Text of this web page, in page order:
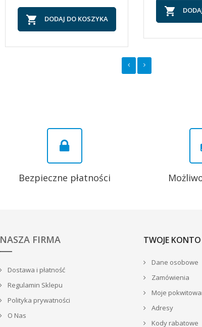
 DODAJ DO KOSZYKA

Bezpieczne płatności
NASZA FIRMA
Dostawa i płatność
Regulamin Sklepu
Polityka prywatności
O Nas
TWOJE KONTO
Dane osobowe
Zamówienia
Moje
Adresy
Kody rabatowe